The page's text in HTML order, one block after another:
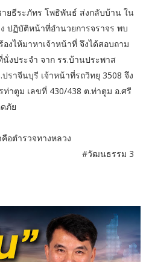
ยธีระภัทร โพธิพันธ์ ส่งกลับบ้าน ใน
ปฏิบัติหน้าที่อำนวยการจราจร พบ
งไห้มาหาเจ้าหน้าที่ จึงได้สอบถาม
งประจำ จาก รร.บ้านประพาส
ราจีนบุรี เจ้าหน้าที่รถวิทยุ 3508 จึง
าตูม เลขที่ 430/438 ต.ท่าตูม อ.ศรี
ภัย
อตำรวจทางหลวง
ก้ว #วัฒนธรรม 3